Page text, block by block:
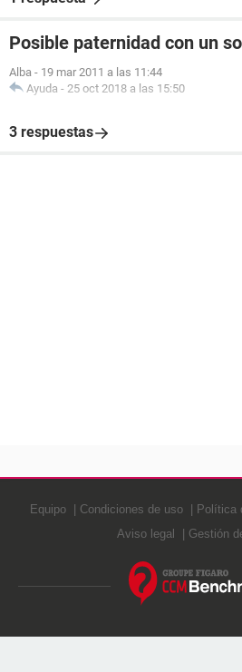
Posible paternidad con un
Alba - 19 mar 2011 a las 11:44
Ayuda - 25 oct 2018 a las 15:50
3 respuestas
Equipo Condiciones de uso Política
Aviso legal
Gestión